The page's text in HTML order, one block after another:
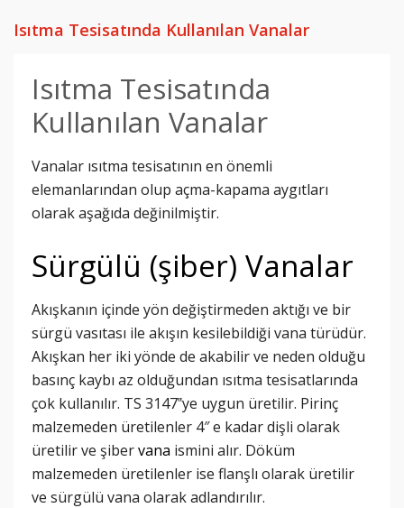
Isıtma Tesisatında Kullanılan Vanalar
Isıtma Tesisatında
Kullanılan Vanalar
Vanalar ısıtma tesisatının en önemli
elemanlarından olup açma-kapama aygıtları
olarak aşağıda değinilmiştir.
Sürgülü (şiber) Vanalar
Akışkanın içinde yön değiştirmeden aktığı ve bir
sürgü vasıtası ile akışın kesilebildiği vana türüdür.
Akışkan her iki yönde de akabilir ve neden olduğu
basınç kaybı az olduğundan ısıtma tesisatlarında
çok kullanılır. TS 3147‟ye uygun üretilir. Pirinç
malzemeden üretilenler 4″ e kadar dişli olarak
üretilir ve şibervana ismini alır. Döküm
malzemeden üretilenler ise flanşlı olarak üretilir
ve sürgülü vana olarak adlandırılır.